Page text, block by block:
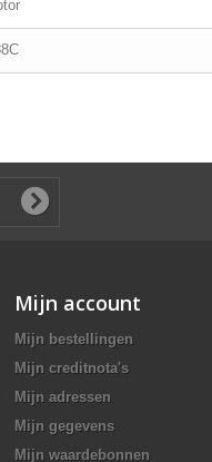
Mijn account
Mijn bestellingen
Mijn creditnota's
Mijn adressen
Mijn gegevens
Mijn waardebonnen